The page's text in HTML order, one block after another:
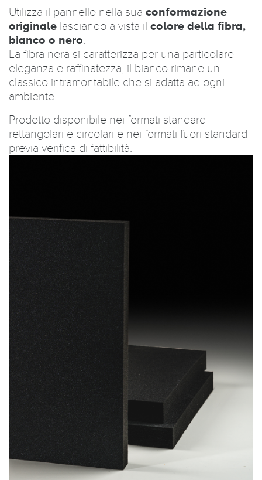
Utilizza il pannello nella sua conformazione
originale lasciando a vista il colore della fibra,
bianco o nero.
La fibra nera si caratterizza per una particolare
eleganza e raffinatezza, il bianco rimane un
classico intramontabile che si adatta ad ogni
ambiente.
Prodotto disponibile nei formati standard
rettangolari e circolari e nei formati fuori standard
previa verifica di fattibilità.